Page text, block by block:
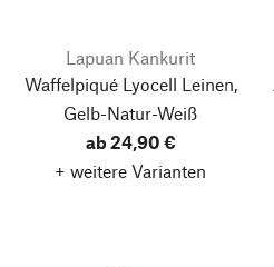
Lapuan Kankurit
Waffelpiqué Lyocell Leinen,
Gelb-Natur-Weiß
ab 24,90 €
+ weitere Varianten